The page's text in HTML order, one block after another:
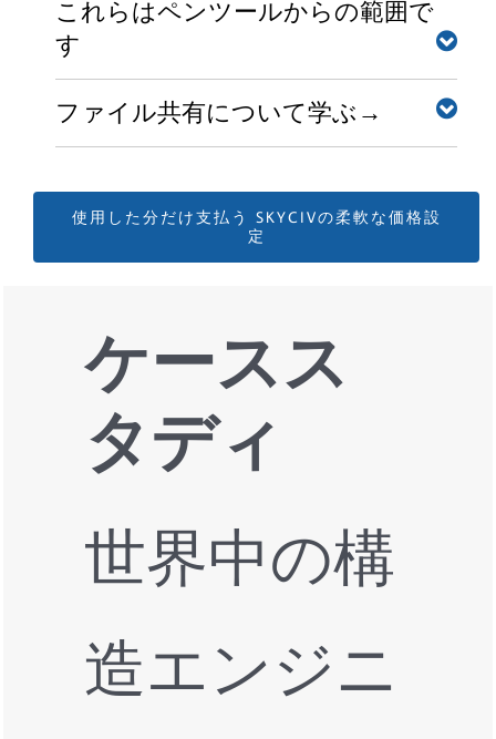
っと.
これらはペンツールからの範囲です
明確なステップバイステップの計算レポートは、エン
ジニアがソフトウェアが何をしているかを正確に理解
ありません!
これらはペンツールからの範囲です
これらはペンツールからの範囲で
す
これらはペンツールからの範囲です. これらはペンツ
ファイル共有について学ぶ→
学ぶ→.
使用した分だけ支払う SKYCIVの柔軟な価格設
定
ケースス
タディ
世界中の構
造エンジニ